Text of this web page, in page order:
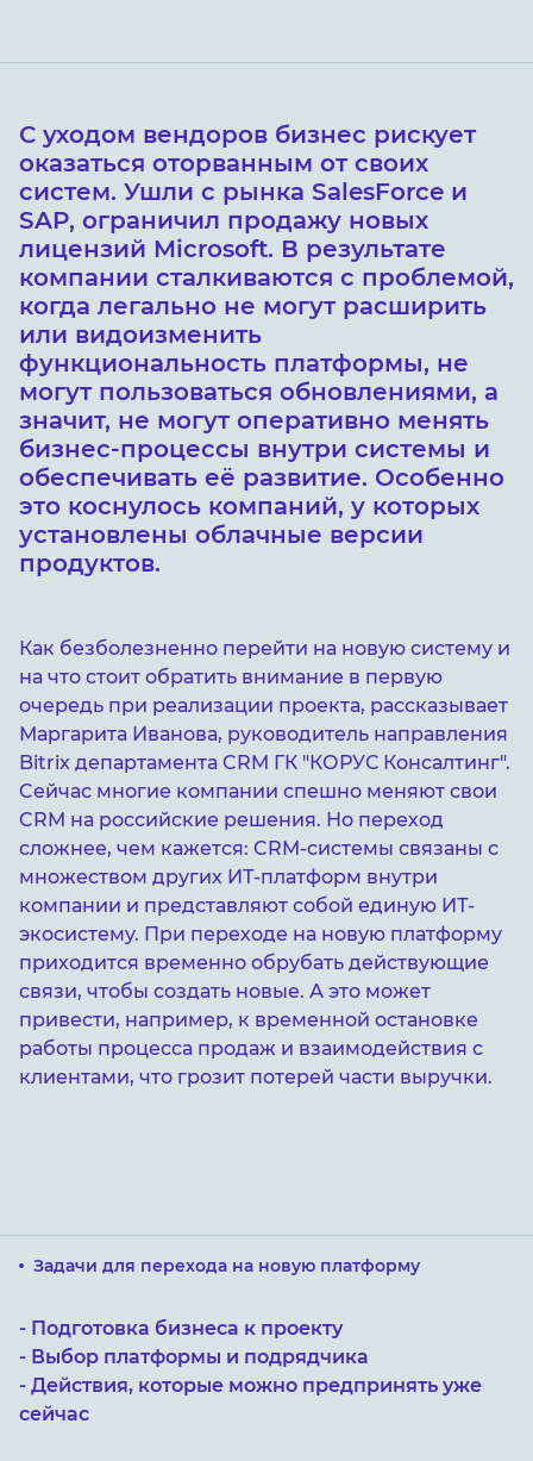
С уходом вендоров бизнес рискует
оказаться оторванным от своих
систем. Ушли с рынка SalesForce и
SAP, ограничил продажу новых
лицензий Microsoft. В результате
компании сталкиваются с проблемой,
когда легально не могут расширить
или видоизменить
функциональность платформы, не
могут пользоваться обновлениями, а
значит, не могут оперативно менять
бизнес-процессы внутри системы и
обеспечивать её развитие. Особенно
это коснулось компаний, у которых
установлены облачные версии
продуктов.
Как безболезненно перейти на новую систему и
на что стоит обратить внимание в первую
очередь при реализации проекта, рассказывает
Маргарита Иванова, руководитель направления
Bitrix департамента CRM ГК "КОРУС Консалтинг".
Cейчас многие компании спешно меняют свои
CRM на российские решения. Но переход
сложнее, чем кажется: CRM-системы связаны с
множеством других ИТ-платформ внутри
компании и представляют собой единую ИТ-
экосистему. При переходе на новую платформу
приходится временно обрубать действующие
связи, чтобы создать новые. А это может
привести, например, к временной остановке
работы процесса продаж и взаимодействия с
клиентами, что грозит потерей части выручки.
Задачи для перехода на новую платформу
- Подготовка бизнеса к проекту
- Выбор платформы и подрядчика
- Действия, которые можно предпринять уже
сейчас